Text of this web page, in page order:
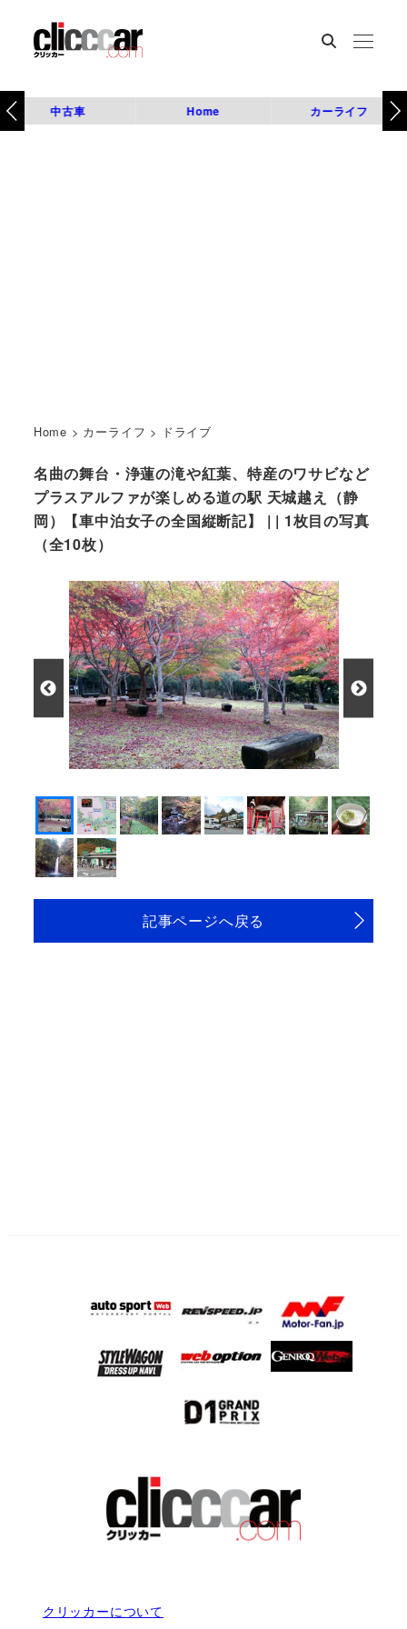
中古車 Home カーライフ
Home > カーライフ > ドライブ
名曲の舞台・浄蓮の滝や紅葉、特産のワサビなど
プラスアルファが楽しめる道の駅 天城越え（静
岡）【車中泊女子の全国縦断記】 | | 1枚目の写真
（全10枚）
記事ページへ戻る
クリッカーについて